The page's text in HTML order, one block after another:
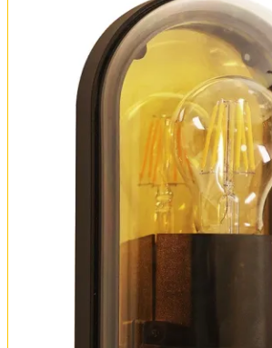
Комплект лампочек
Вся коллекция
Оплата и доставка
Обмен и возврат
FAQ